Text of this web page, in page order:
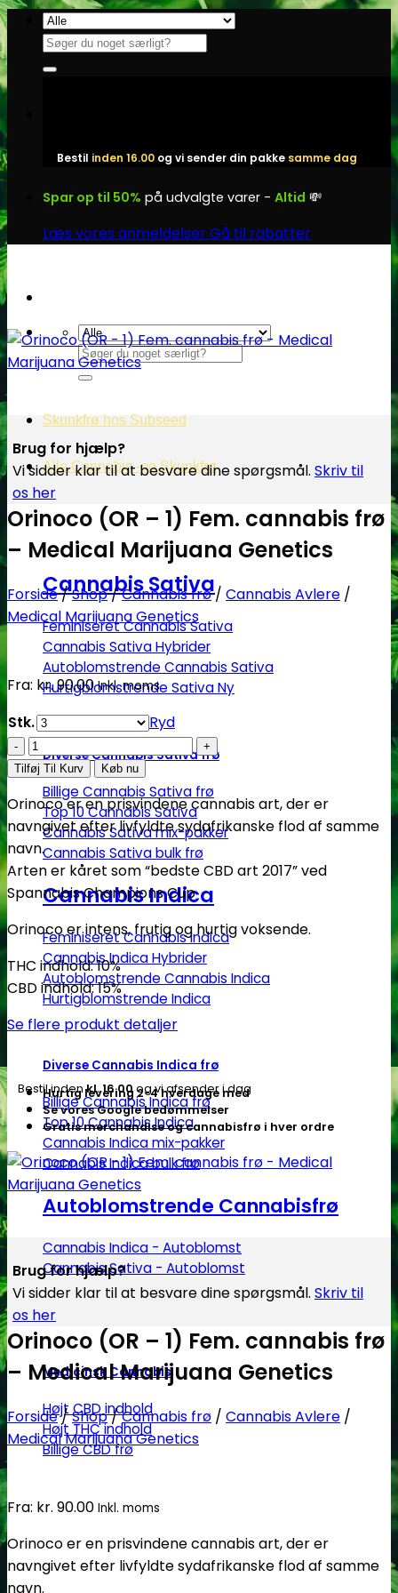
Fortsæt
indhold
Søg
efter:
Bestil inden 16.00 og vi sender din pakke samme dag
Spar op til 50% på udvalgte varer - Altid 💸
Læs vores anmeldelserGå til rabatter
Søg
efter:
Skunkfrø hos Subseed
Alle Cannabis -og Skunkfrø
Cannabis Sativa
Feminiseret Cannabis Sativa
Cannabis Sativa Hybrider
Autoblomstrende Cannabis Sativa
Hurtigblomstrende Sativa
Diverse Cannabis Sativa frø
Billige Cannabis Sativa frø
Top 10 Cannabis Sativa
Cannabis Sativa mix-pakker
Cannabis Sativa bulk frø
Cannabis Indica
Feminiseret Cannabis Indica
Cannabis Indica Hybrider
Autoblomstrende Cannabis Indica
Hurtigblomstrende Indica
Diverse Cannabis Indica frø
Billige Cannabis Indica frø
Top 10 Cannabis Indica
Cannabis Indica mix-pakker
Cannabis Indica bulk frø
Autoblomstrende Cannabisfrø
Cannabis Indica - Autoblomst
Cannabis Sativa - Autoblomst
Medicinsk Cannabis
Højt CBD indhold
Højt THC indhold
Billige CBD frø
Brug for hjælp?
Vi sidder klar til at besvare dine spørgsmål. Skriv til
os her
Orinoco (OR – 1) Fem. cannabis frø
– Medical Marijuana Genetics
Forside/Shop/Cannabis frø / Cannabis Avlere /
Medical Marijuana Genetics
Fra: kr.90.00 Inkl. moms
Stk.
Ryd
Orinoco
(OR
1)
Fem.
cannabis
frø
-
Medical
Marijuana
Genetics
antal
Tilføj Til Kurv Køb nu
Orinoco er en prisvindene cannabis art, der er
navngivet efter livfyldte sydafrikanske flod af samme
navn.
Arten er kåret som “bedste CBD art 2017” ved
Spannabis Champions Cup
Orinoco er intens, frutig og hurtig voksende.
THC indhold: 10%
CBD indhold: 15%
Se flere produkt detaljer
Bestil indenkl. 16.00og vi afsender i dag
Hurtig levering 2-4 hverdage med
Se vores Google bedømmelser
Gratis merchandise og cannabisfrø i hver ordre
Brug for hjælp?
Vi sidder klar til at besvare dine spørgsmål. Skriv til
os her
Orinoco (OR – 1) Fem. cannabis frø
– Medical Marijuana Genetics
Forside/Shop/Cannabis frø / Cannabis Avlere /
Medical Marijuana Genetics
Fra: kr. 90.00 Inkl. moms
Orinoco er en prisvindene cannabis art, der er
navngivet efter livfyldte sydafrikanske flod af samme
navn.